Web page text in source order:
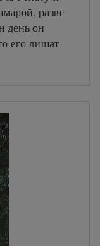
разве
день он
его лишат